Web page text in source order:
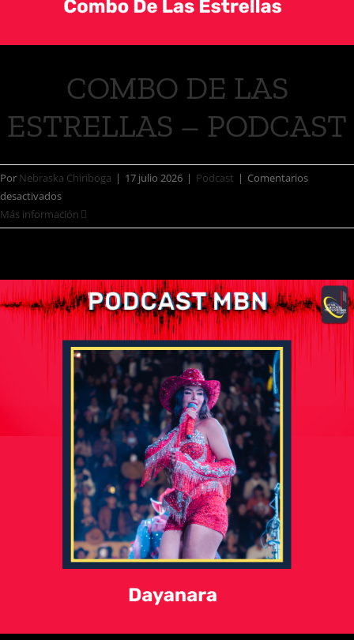
COMBO DE LAS
ESTRELLAS – PODCAST
Por Nebraska Chiriboga | 17 julio 2026 | Podcast | Comentarios
desactivados
Más información